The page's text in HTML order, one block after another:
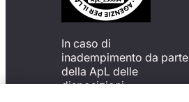
In caso di
inadempimento da parte
della ApL delle
disposizioni